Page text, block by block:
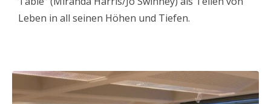
Leben in all seinen Höhen und Tiefen.